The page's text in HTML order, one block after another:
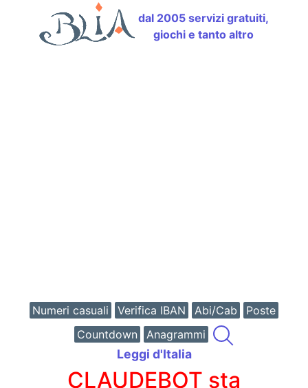
dal 2005 servizi gratuiti,
giochi e tanto altro
Numeri casuali Verifica IBAN Abi/Cab
Poste
Countdown
Anagrammi
Leggi d'Italia
CLAUDEBOT sta